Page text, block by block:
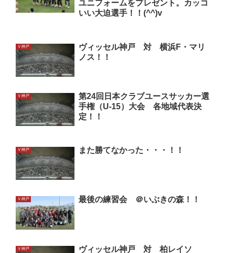
ユニフォームをプレゼント。カッコ
いい大迫選手！！(^^)v
Ｖ神戸
ヴィッセル神戸 対 横浜F・マリ
ノス！！
Ｖ神戸
第24回日本クラブユースサッカー選
手権（U-15）大会 各地域代表決
定！！
Ｖ神戸 また勝てなかった・・・！！
Ｖ神戸 最後の練習会 ＠いぶきの森！！
Ｖ神戸 ヴィッセル神戸 対 柏レイソ